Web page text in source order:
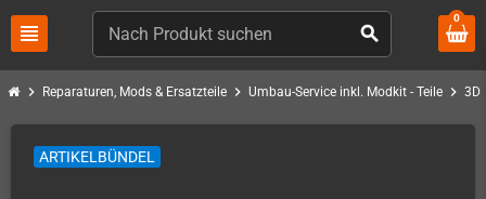
view_headline search
0
chevron_right Reparaturen, Mods & Ersatzteile chevron_right Umbau-Service inkl. Modkit - Teile chevron_right
ARTIKELBÜNDEL